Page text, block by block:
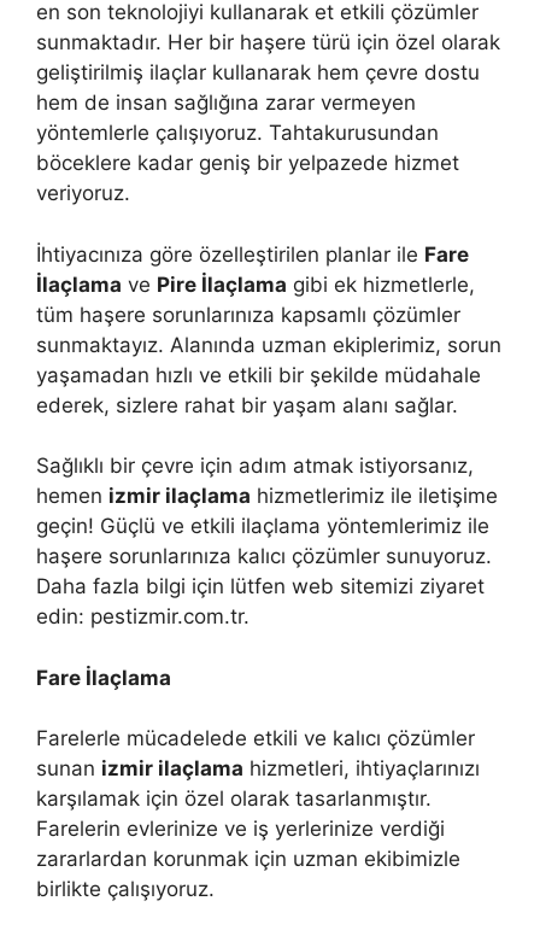
en son teknolojiyi kullanarak et etkili çözümler
sunmaktadır. Her bir haşere türü için özel olarak
geliştirilmiş ilaçlar kullanarak hem çevre dostu
hem de insan sağlığına zarar vermeyen
yöntemlerle çalışıyoruz. Tahtakurusundan
böceklere kadar geniş bir yelpazede hizmet
veriyoruz.
İhtiyacınıza göre özelleştirilen planlar ile Fare
İlaçlama ve Pire İlaçlama gibi ek hizmetlerle,
tüm haşere sorunlarınıza kapsamlı çözümler
sunmaktayız. Alanında uzman ekiplerimiz, sorun
yaşamadan hızlı ve etkili bir şekilde müdahale
ederek, sizlere rahat bir yaşam alanı sağlar.
Sağlıklı bir çevre için adım atmak istiyorsanız,
hemen izmir ilaçlama hizmetlerimiz ile iletişime
geçin! Güçlü ve etkili ilaçlama yöntemlerimiz ile
haşere sorunlarınıza kalıcı çözümler sunuyoruz.
Daha fazla bilgi için lütfen web sitemizi ziyaret
edin: pestizmir.com.tr.
Fare İlaçlama
Farelerle mücadelede etkili ve kalıcı çözümler
sunan izmir ilaçlama hizmetleri, ihtiyaçlarınızı
karşılamak için özel olarak tasarlanmıştır.
Farelerin evlerinize ve iş yerlerinize verdiği
zararlardan korunmak için uzman ekibimizle
birlikte çalışıyoruz.